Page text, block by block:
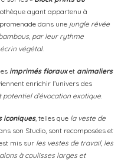
ayant appartenu à
promenade dans une jungle rêvée
par leur rythme
végétal.
imprimés florauxet animaliers
enrichir l’univers des
d’évocation exotique
iconiques, telles que la veste de
son Studio, sont recomposées et
mis sur les vestes de travail, les
à coulisses larges et